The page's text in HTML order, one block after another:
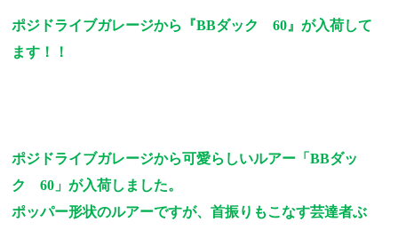
ポジドライブガレージから『BBダック60』が入荷して
ます！！
ポジドライブガレージから可愛らしいルアー「BBダッ
ク60 」が入荷しました。
ポッパー形状のルアーですが、首振りもこなす芸達者ぶ